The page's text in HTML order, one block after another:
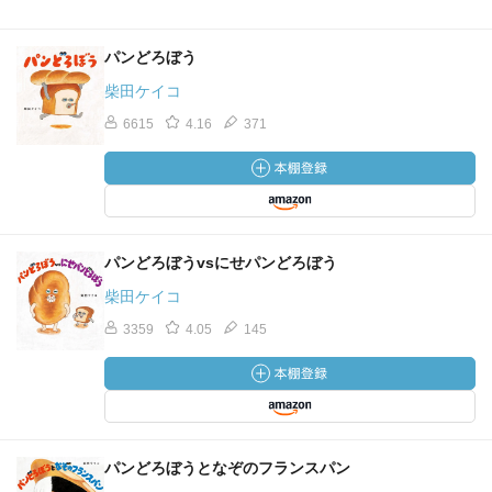
パンどろぼう
柴田ケイコ
6615 4.16 371
パンどろぼうvsにせパンどろぼう
柴田ケイコ
3359 4.05 145
パンどろぼうとなぞのフランスパン